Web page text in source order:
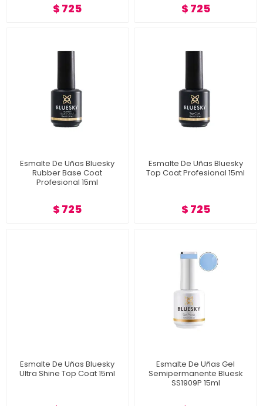
$ 725 $ 725
Esmalte De Uñas Bluesky
Rubber Base Coat
Profesional 15ml
$ 725
Esmalte De Uñas Bluesky
Top Coat Profesional 15ml
$ 725
Esmalte De Uñas Bluesky
Ultra Shine Top Coat 15ml
Esmalte De Uñas Gel
Semipermanente Bluesk
SS1909P 15ml